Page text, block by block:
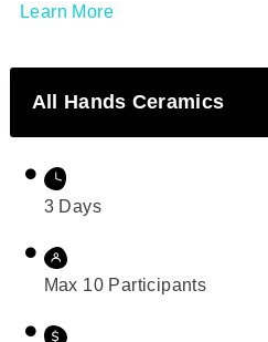
Learn More
All Hands Ceramics
3 Days
Max 10 Participants